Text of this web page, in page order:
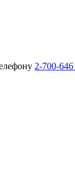
2-700-646